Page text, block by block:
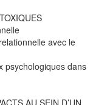
avec le
psychologiques dans
AU SEIN D’UN